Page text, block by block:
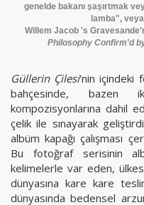
genelde bakanı şaşırtmak
lamba",
Willem Jacob 's
Philosophy Confirm'd
Güllerin Çilesi'nin içindeki
bahçesinde, bazen
kompozisyonlarına dahil
çelik ile sınayarak
albüm kapağı çalışması
Bu fotoğraf serisinin
kelimelerle var eden,
dünyasına kare kare
dünyasında bedensel